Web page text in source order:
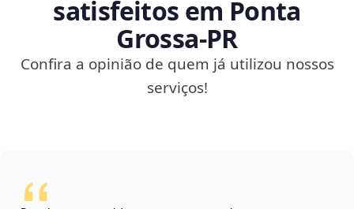
satisfeitos em Ponta
Grossa‑PR
Confira a opinião de quem já utilizou nossos
serviços!